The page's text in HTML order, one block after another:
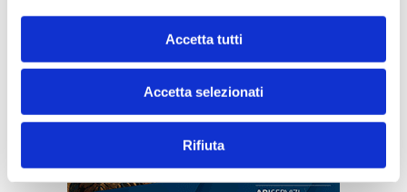
Accetta tutti
Accetta selezionati
Rifiuta